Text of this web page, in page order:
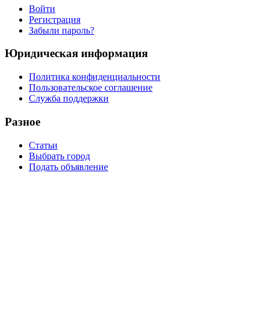
Войти
Регистрация
Забыли пароль?
Юридическая информация
Политика конфиденциальности
Пользовательское соглашение
Служба поддержки
Разное
Статьи
Выбрать город
Подать объявление